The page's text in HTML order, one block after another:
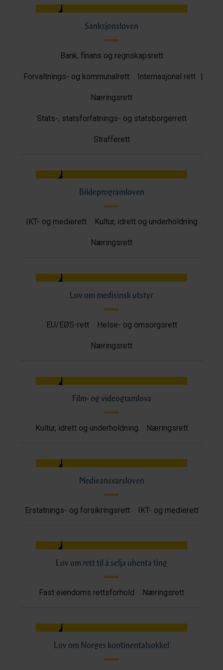
Sanksjonsloven
Bank, finans og regnskapsrett
Forvaltnings- og kommunalrett Internasjonal rett |
Næringsrett
Stats-, statsforfatnings- og statsborgerrett
Strafferett
Bildeprogramloven
IKT- og medierett Kultur, idrett og underholdning
Næringsrett
Lov om medisinsk utstyr
EU/EØS-rett Helse- og omsorgsrett
Næringsrett
Film- og videogramlova
Kultur, idrett og underholdning Næringsrett
Medieansvarsloven
Erstatnings- og forsikringsrett IKT- og medierett
Lov om rett til å selja uhenta ting
Fast eiendoms rettsforhold Næringsrett
Lov om Norges kontinentalsokkel